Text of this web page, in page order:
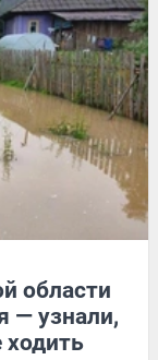
области
— узнали,
ходить